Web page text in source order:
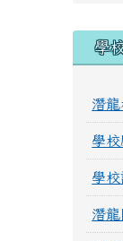
學
潛龍
學校
學
潛